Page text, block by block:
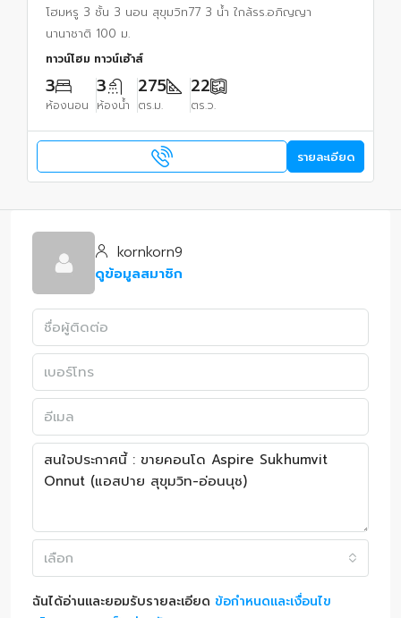
โฮมหรู 3 ชั้น 3 นอน สุขุมวิท77 3 น้ำ ใกล้รร.อภิญญา
นานาชาติ 100 ม.
ทาวน์โฮม ทาวน์เฮ้าส์
3
ห้องนอน
3
ห้องน้ำ
275
ตร.ม.
22
ตร.ว.
รายละเอียด
kornkorn9
ดูข้อมูลสมาชิก
เลือก
ฉันได้อ่านและยอมรับรายละเอียด ข้อกำหนดและเงื่อนไข